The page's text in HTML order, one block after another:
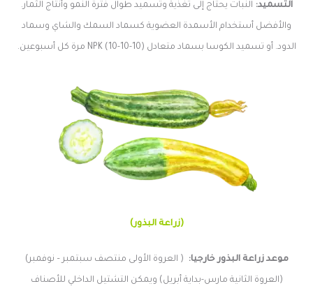
التسميد: النبات يحتاج إلى تغذية وتسميد طوال فترة النمو وأنتاج الثمار.
والأفضل أستخدام الأسمدة العضوية كسماد السمك والشاي وسماد
الدود. أو تسميد الكوسا بسماد متعادل (10-10-10) NPK مرة كل أسبوعين.
(زراعة البذور)
موعد زراعة البذور خارجيا: ( العروة الأولى منتصف سبتمبر – نوفمبر)
(العروة الثانية مارس-بداية أبريل) ويمكن التشتيل الداخلي للأصناف